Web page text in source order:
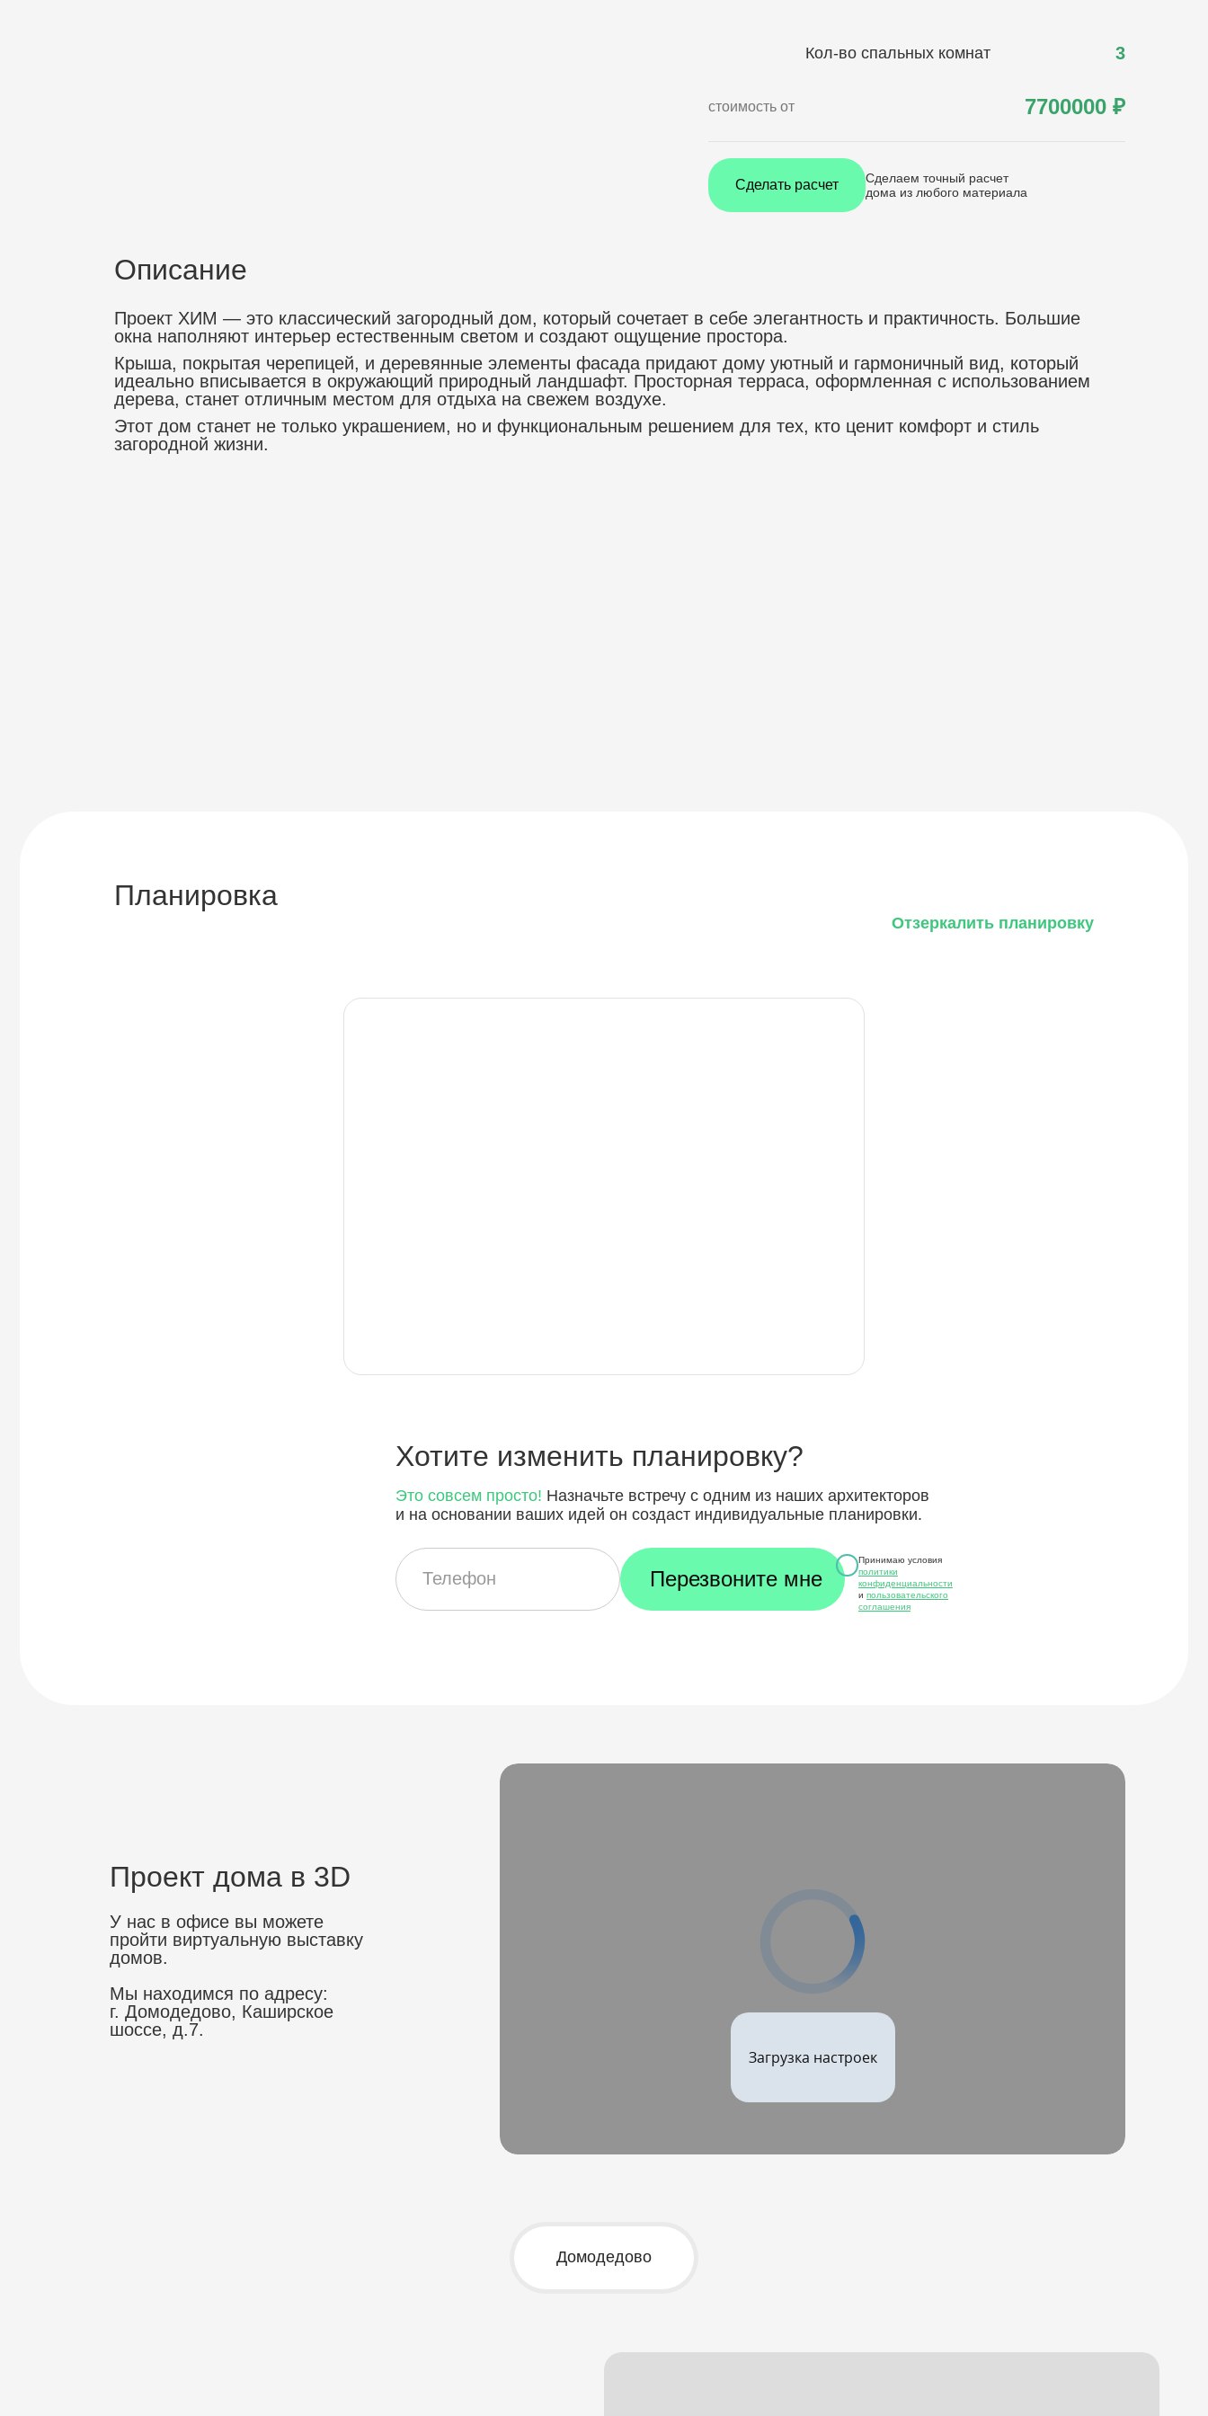
Кол-во спальных комнат 3
стоимость от 7700000 ₽
Сделать расчет
Сделаем точный расчет
дома из любого материала
Описание
Проект ХИМ — это классический загородный дом, который сочетает в себе элегантность и практичность. Большие
окна наполняют интерьер естественным светом и создают ощущение простора.
Крыша, покрытая черепицей, и деревянные элементы фасада придают дому уютный и гармоничный вид, который
идеально вписывается в окружающий природный ландшафт. Просторная терраса, оформленная с использованием
дерева, станет отличным местом для отдыха на свежем воздухе.
Этот дом станет не только украшением, но и функциональным решением для тех, кто ценит комфорт и стиль
загородной жизни.
Планировка
Отзеркалить планировку
Хотите изменить планировку?
Это совсем просто! Назначьте встречу с одним из наших архитекторов
и на основании ваших идей он создаст индивидуальные планировки.
Принимаю условия
политики
конфиденциальности
и пользовательского
соглашения
Проект дома в 3D
У нас в офисе вы можете
пройти виртуальную выставку
домов.
Мы находимся по адресу:
г. Домодедово, Каширское
шоссе, д.7.
Загрузка настроек
Домодедово